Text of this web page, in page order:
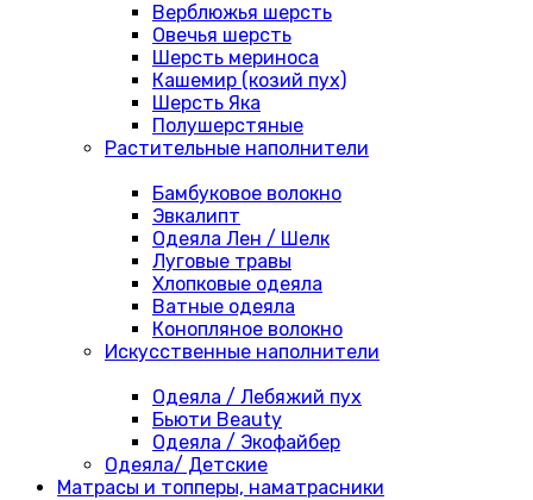
Верблюжья шерсть
Овечья шерсть
Шерсть мериноса
Кашемир (козий пух)
Шерсть Яка
Полушерстяные
Растительные наполнители
Бамбуковое волокно
Эвкалипт
Одеяла Лен / Шелк
Луговые травы
Хлопковые одеяла
Ватные одеяла
Конопляное волокно
Искусственные наполнители
Одеяла / Лебяжий пух
Бьюти Beauty
Одеяла / Экофайбер
Одеяла/ Детские
Матрасы и топперы, наматрасники